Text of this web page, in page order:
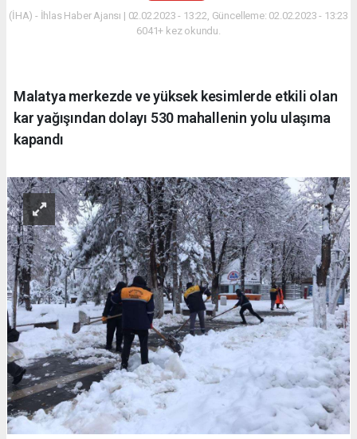
(İHA) - İhlas Haber Ajansı | 02.02.2023 - 13:22, Güncelleme: 02.02.2023 - 13:23
6041+ kez okundu.
Malatya merkezde ve yüksek kesimlerde etkili olan
kar yağışından dolayı 530 mahallenin yolu ulaşıma
kapandı